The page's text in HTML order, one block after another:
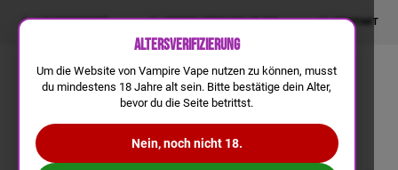
LIQUIDRECHNER GRATIS VERSAND AB 50€ KONTAKT
Altersverifizierung
Um die Website von Vampire Vape nutzen zu können, musst
du mindestens 18 Jahre alt sein. Bitte bestätige dein Alter,
bevor du die Seite betrittst.
Nein, noch nicht 18.